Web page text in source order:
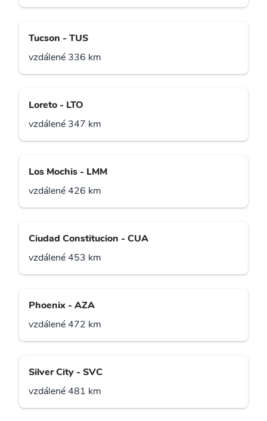
Tucson - TUS
vzdálené 336 km
Loreto - LTO
vzdálené 347 km
Los Mochis - LMM
vzdálené 426 km
Ciudad Constitucion - CUA
vzdálené 453 km
Phoenix - AZA
vzdálené 472 km
Silver City - SVC
vzdálené 481 km